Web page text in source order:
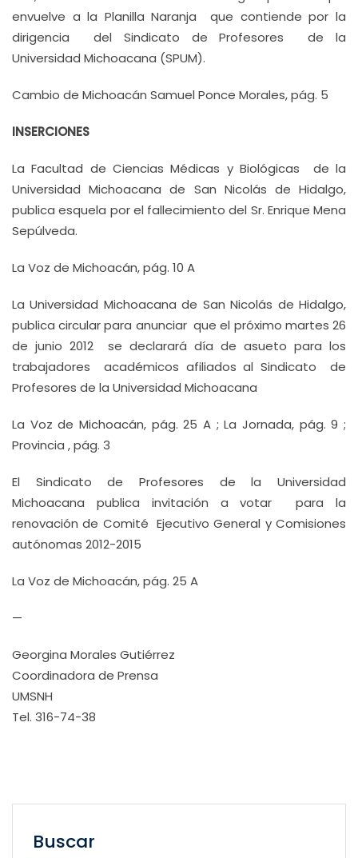
envuelve a la Planilla Naranja que contiende por la
dirigencia del Sindicato de Profesores de la
Universidad Michoacana (SPUM).
Cambio de Michoacán Samuel Ponce Morales, pág. 5
INSERCIONES
La Facultad de Ciencias Médicas y Biológicas de la
Universidad Michoacana de San Nicolás de Hidalgo,
publica esquela por el fallecimiento del Sr. Enrique Mena
Sepúlveda.
La Voz de Michoacán, pág. 10 A
La Universidad Michoacana de San Nicolás de Hidalgo,
publica circular para anunciar que el próximo martes 26
de junio 2012 se declarará día de asueto para los
trabajadores académicos afiliados al Sindicato de
Profesores de la Universidad Michoacana
La Voz de Michoacán, pág. 25 A ; La Jornada, pág. 9 ;
Provincia , pág. 3
El Sindicato de Profesores de la Universidad
Michoacana publica invitación a votar para la
renovación de Comité Ejecutivo General y Comisiones
autónomas 2012-2015
La Voz de Michoacán, pág. 25 A
—
Georgina Morales Gutiérrez
Coordinadora de Prensa
UMSNH
Tel. 316-74-38
Buscar